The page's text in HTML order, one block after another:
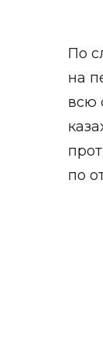
По
на
всю
по